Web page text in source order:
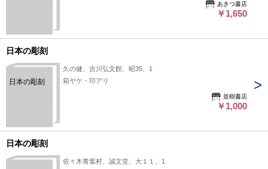
あきつ書店
￥1,650
日本の彫刻
日本の彫刻
久の健、吉川弘文館、昭35、1
箱ヤケ・印アリ
並樹書店
￥1,000
日本の彫刻
佐々木青葉村、誠文堂、大１１、1